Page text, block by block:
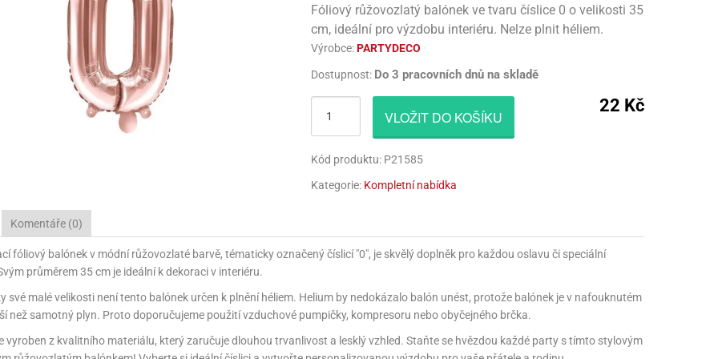
- KOUZELNÁ BERUŠKA A ČERNÝ KOCOUR
MINNIE MOUSE
- MINIONS
OSLAVA
DOO
- PAW PATROL
WARS
PAW PATROL
TŘPYTKY
HOTOVÝ SLIZ
MEGASLIZ
NAFUKOVACÍ HRAČKY
KREATIVNÍ HRAČKY
JEDLÉ FIGURKY
JEDLÉ PAPÍRY NA DORTY
KONFETY
PARTY KLOBOUČKY
SVÍČKY NA DORTY
PARTY KLOBOUČKY
PIŇATY
POZVÁNKY NA PARTY
SVÍČKY NA DORTY
NAPICHOVÁTKA A ZÁPICHY
TALÍŘE
UBROUSKY
UBRUSY
PARUKY
PAPÍRY NA BALENÍ
TAŠKY NA BALENÍ
AKTIVÁTOR NA VÝROBU SLIZU
LEPIDLA NA VÝROBU SLIZU
KULIČKY NA SLIZ
NAFUKOVACÍ HRAČKY
KREATIVNÍ HRAČKY
Fóliový růžovozlatý balónek ve tvaru číslice 0 o velikosti 35
cm, ideální pro výzdobu interiéru. Nelze plnit héliem.
Výrobce:PARTYDECO
Dostupnost: Do 3 pracovních dnů na skladě
22 Kč
VLOŽIT DO KOŠÍKU
Kód produktu: P21585
Kategorie: Kompletní nabídka
Komentáře (0)
fóliový balónek v módní růžovozlaté barvě, tématicky označený číslicí "0", je skvělý doplněk pro každou oslavu či speciální
průměrem 35 cm je ideální k dekoraci v interiéru.
své malé velikosti není tento balónek určen k plnění héliem. Helium by nedokázalo balón unést, protože balónek je v nafouknutém
než samotný plyn. Proto doporučujeme použití vzduchové pumpičky, kompresoru nebo obyčejného brčka.
vyroben z kvalitního materiálu, který zaručuje dlouhou trvanlivost a lesklý vzhled. Staňte se hvězdou každé party s tímto stylovým